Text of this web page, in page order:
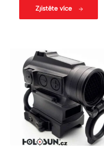
Zjistěte více